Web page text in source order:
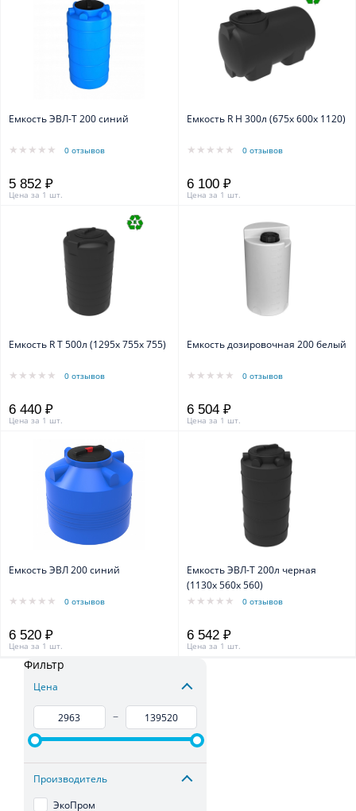
Емкость ЭВЛ-Т 200 синий
0 отзывов
5 852 ₽
Цена за 1 шт.
Емкость R H 300л (675х 600х 1120)
0 отзывов
6 100 ₽
Цена за 1 шт.
Емкость R T 500л (1295х 755х 755)
0 отзывов
6 440 ₽
Цена за 1 шт.
Емкость дозировочная 200 белый
0 отзывов
6 504 ₽
Цена за 1 шт.
Емкость ЭВЛ 200 синий
0 отзывов
6 520 ₽
Цена за 1 шт.
Емкость ЭВЛ-Т 200л черная
(1130х 560х 560)
0 отзывов
6 542 ₽
Цена за 1 шт.
Фильтр
Цена
–
Производитель
ЭкоПром